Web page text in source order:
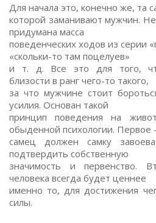
Для начала это, конечно же, та
которой заманивают мужчин.
придумана масса
поведенческих ходов из серии
«скольки-то там поцелуев»
и т. д. Все это для того,
близости в ранг чего-то такого,
за что мужчине стоит
усилия. Основан такой
принцип поведения на
обыденной психологии.
самец должен самку
подтвердить собственную
значимость и первенство.
человека всегда будет ценнее
именно то, для достижения
силы.